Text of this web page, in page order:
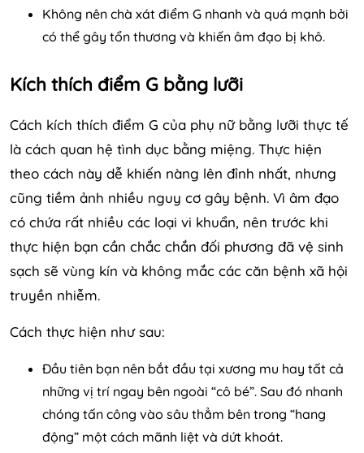
Không nên chà xát điểm G nhanh và quá mạnh bởi
có thể gây tổn thương và khiến âm đạo bị khô.
Kích thích điểm G bằng lưỡi
Cách kích thích điểm G của phụ nữ bằng lưỡi thực tế
là cách quan hệ tình dục bằng miệng. Thực hiện
theo cách này dễ khiến nàng lên đỉnh nhất, nhưng
cũng tiềm ảnh nhiều nguy cơ gây bệnh. Vì âm đạo
có chứa rất nhiều các loại vi khuẩn, nên trước khi
thực hiện bạn cần chắc chắn đối phương đã vệ sinh
sạch sẽ vùng kín và không mắc các căn bệnh xã hội
truyền nhiễm.
Cách thực hiện như sau:
Đầu tiên bạn nên bắt đầu tại xương mu hay tất cả
những vị trí ngay bên ngoài “cô bé”. Sau đó nhanh
chóng tấn công vào sâu thẳm bên trong “hang
động” một cách mãnh liệt và dứt khoát.